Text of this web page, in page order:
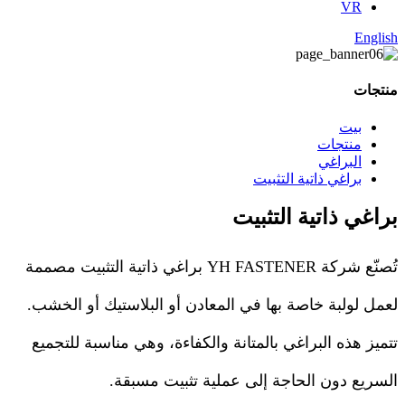
VR
English
منتجات
بيت
منتجات
البراغي
براغي ذاتية التثبيت
براغي ذاتية التثبيت
تُصنّع شركة YH FASTENER براغي ذاتية التثبيت مصممة
لعمل لولبة خاصة بها في المعادن أو البلاستيك أو الخشب.
تتميز هذه البراغي بالمتانة والكفاءة، وهي مناسبة للتجميع
السريع دون الحاجة إلى عملية تثبيت مسبقة.